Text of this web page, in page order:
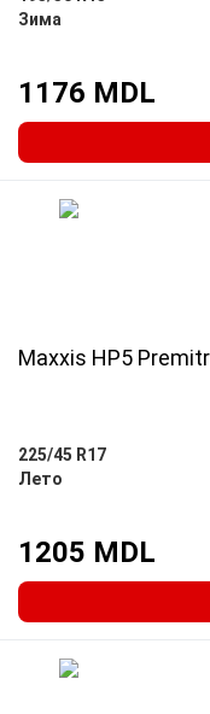
Зима
1176 MDL
Maxxis HP5
225/45 R17
Лето
1205 MDL